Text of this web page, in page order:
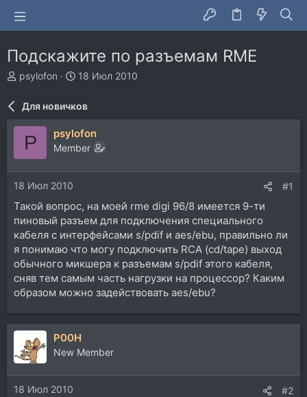
Подскажите по разъемам RМЕ
А
о
р
ы
psylofon
Д
н
а
ч
18 Июл 2010
Для новичков
P psylofon
Member
18 Июл 2010 #1
Такой вопрос, на моей rme digi 96/8 имеется 9-ти
пиновый разъем для подключения специального
кабеля с интерфейсами s/pdif и aes/ebu, правильно ли
я понимаю что могу подключить RCA (cd/tape) выход
обычного микшера к разъемам s/pdif этого кабеля,
сняв тем самым часть нагрузки на процессор? Каким
образом можно задействовать aes/ebu?
P00H
New Member
18 Июл 2010 #2